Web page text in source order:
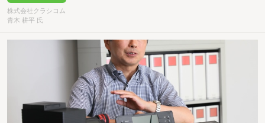
株式会社クラシコム
青木 耕平 氏